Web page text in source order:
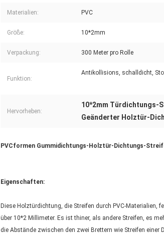
Materialien: PVC
Größe: 10*2mm
Verpackung: 300 Meter pro Rolle
Funktion:
Antikollisions, schalldicht,
Hervorheben:
10*2mm Türdichtungs-
Geänderter Holztür-
PVCformen Gummidichtungs-Holztür-Dichtungs-
Eigenschaften:
Diese Holztürdichtung, die Streifen durch PVC-
über 10*2 Millimeter. Es ist thiner, als andere Streifen, es
die Abstände zwischen den zwei Brettern wie Streifen einer